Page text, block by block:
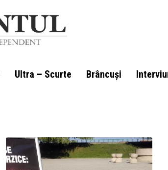
Ultra – Scurte Brâncuşi